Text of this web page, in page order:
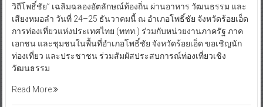
วิถีโพธิ์ชัย” เฉลิมฉลองอัตลักษณ์ท้องถิ่น ผ่านอาหาร วัฒนธรรม และ
เสียงหมอลำ วันที่ 24–25 ธันวาคมนี้ ณ อำเภอโพธิ์ชัย จังหวัดร้อยเอ็ด
การท่องเที่ยวแห่งประเทศไทย (ททท.) ร่วมกับหน่วยงานภาครัฐ ภาค
เอกชน และชุมชนในพื้นที่อำเภอโพธิ์ชัย จังหวัดร้อยเอ็ด ขอเชิญนัก
ท่องเที่ยว และประชาชน ร่วมสัมผัสประสบการณ์ท่องเที่ยวเชิง
วัฒนธรรม
Read More